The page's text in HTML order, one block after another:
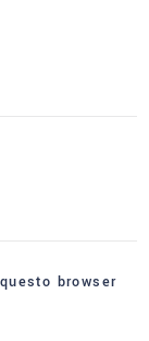
browser